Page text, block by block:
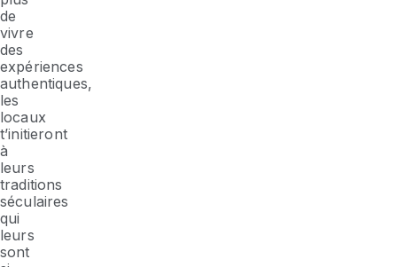
de
vivre
des
expériences
authentiques,
les
locaux
t’initieront
à
leurs
traditions
séculaires
qui
leurs
sont